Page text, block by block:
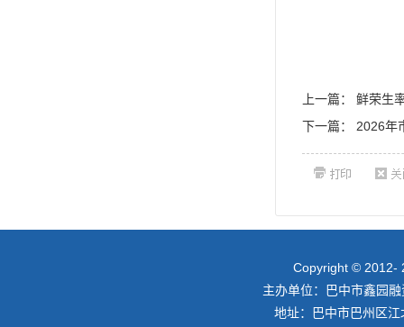
上一篇： 鲜荣生
下一篇： 2026年
Copyright © 2012-
主办单位：巴中市鑫园
地址：巴中市巴州区